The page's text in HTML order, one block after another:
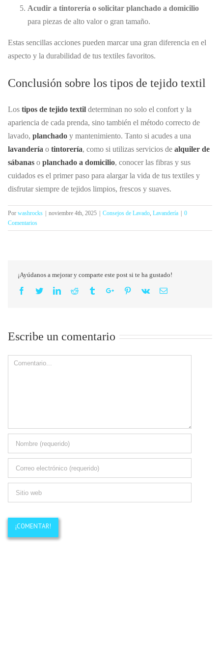
Acudir a tintorería o solicitar planchado a domicilio
para piezas de alto valor o gran tamaño.
Estas sencillas acciones pueden marcar una gran diferencia en el
aspecto y la durabilidad de tus textiles favoritos.
Conclusión sobre los tipos de tejido textil
Los tipos de tejido textil determinan no solo el confort y la
apariencia de cada prenda, sino también el método correcto de
lavado, planchado y mantenimiento. Tanto si acudes a una
lavandería o tintorería, como si utilizas servicios de alquiler de
sábanas o planchado a domicilio, conocer las fibras y sus
cuidados es el primer paso para alargar la vida de tus textiles y
disfrutar siempre de tejidos limpios, frescos y suaves.
Por washrocks noviembre 4th, 2025 Consejos de Lavado, Lavandería
0
Comentarios
¡Ayúdanos a mejorar y comparte este post si te ha gustado!
Facebook
TwitterLinkedinReddit TumblrGoogle+Pinterest
Vk Email
Escribe un comentario
Comment